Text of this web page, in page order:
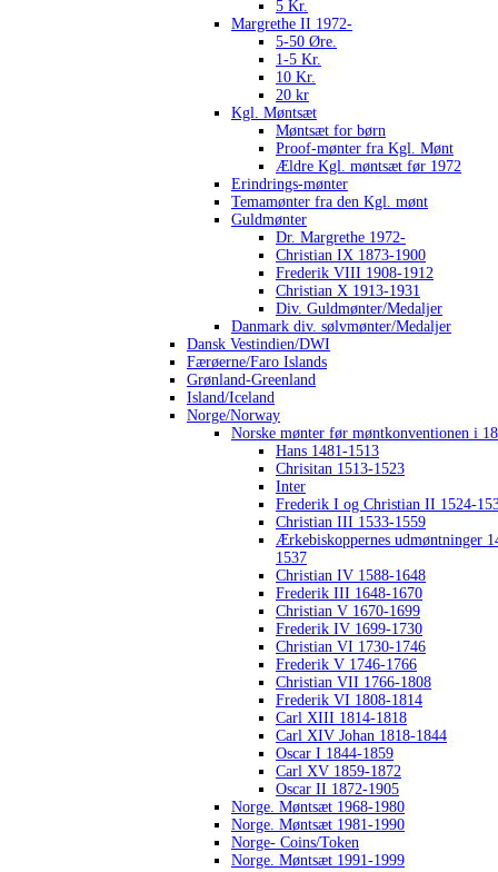
5 Kr.
Margrethe II 1972-
5-50 Øre.
1-5 Kr.
10 Kr.
20 kr
Kgl. Møntsæt
Møntsæt for børn
Proof-mønter fra Kgl. Mønt
Ældre Kgl. møntsæt før 1972
Erindrings-mønter
Temamønter fra den Kgl. mønt
Guldmønter
Dr. Margrethe 1972-
Christian IX 1873-1900
Frederik VIII 1908-1912
Christian X 1913-1931
Div. Guldmønter/Medaljer
Danmark div. sølvmønter/Medaljer
Dansk Vestindien/DWI
Færøerne/Faro Islands
Grønland-Greenland
Island/Iceland
Norge/Norway
Norske mønter før møntkonventionen i
Hans 1481-1513
Chrisitan 1513-1523
Inter
Frederik I og Christian II 1524-
Christian III 1533-1559
Ærkebiskoppernes udmøntninger
1537
Christian IV 1588-1648
Frederik III 1648-1670
Christian V 1670-1699
Frederik IV 1699-1730
Christian VI 1730-1746
Frederik V 1746-1766
Christian VII 1766-1808
Frederik VI 1808-1814
Carl XIII 1814-1818
Carl XIV Johan 1818-1844
Oscar I 1844-1859
Carl XV 1859-1872
Oscar II 1872-1905
Norge. Møntsæt 1968-1980
Norge. Møntsæt 1981-1990
Norge- Coins/Token
Norge. Møntsæt 1991-1999